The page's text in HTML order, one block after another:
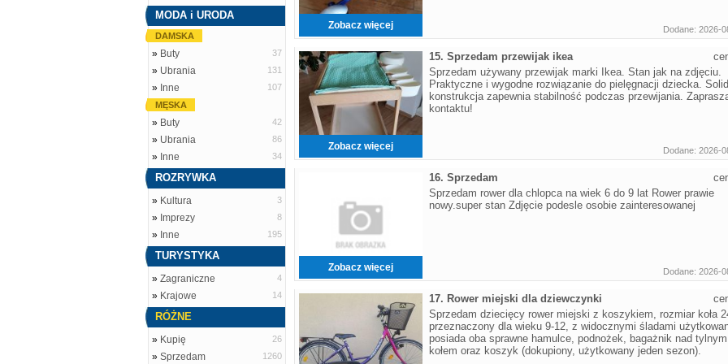
MODA i URODA
DAMSKA
» Buty 37
» Ubrania 131
» Inne
107
MĘSKA
» Buty 42
» Ubrania 86
» Inne 34
ROZRYWKA
» Kultura 3
» Imprezy 8
» Inne 195
TURYSTYKA
» Zagraniczne 4
» Krajowe 14
RÓŻNE
» Kupię 26
» Sprzedam 1260
Zobacz więcej Dodane: 2026-
Zobacz więcej
15. Sprzedam przewijak ikea
Sprzedam używany przewijak marki Ikea. Stan jak na zdjęciu.
Praktyczne i wygodne rozwiązanie do pielęgnacji dziecka.
konstrukcja zapewnia stabilność podczas przewijania.
kontaktu!
Dodane: 2026-
Zobacz więcej
16. Sprzedam
Sprzedam rower dla chlopca na wiek 6 do 9 lat Rower prawie
nowy.super stan Zdjęcie podesle osobie zainteresowanej
Dodane: 2026-
17. Rower miejski dla dziewczynki
Sprzedam dziecięcy rower miejski z koszykiem, rozmiar koła
przeznaczony dla wieku 9-12, z widocznymi śladami
posiada oba sprawne hamulce, podnożek, bagażnik nad tylnym
kołem oraz koszyk (dokupiony, użytkowany jeden sezon).